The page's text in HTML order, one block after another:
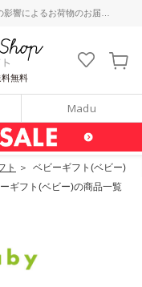
よるお荷物のお届けについて
無料
Madu
ト ＞ ベビーギフト(ベビー)
ギフト(ベビー)の商品一覧